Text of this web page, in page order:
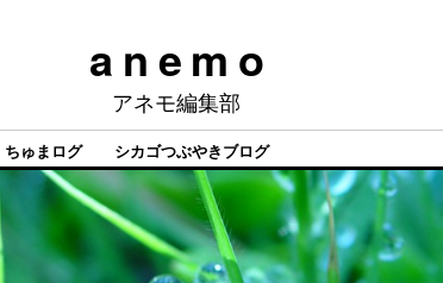
a n e m o
アネモ編集部
ちゅまログ シカゴつぶやきブログ